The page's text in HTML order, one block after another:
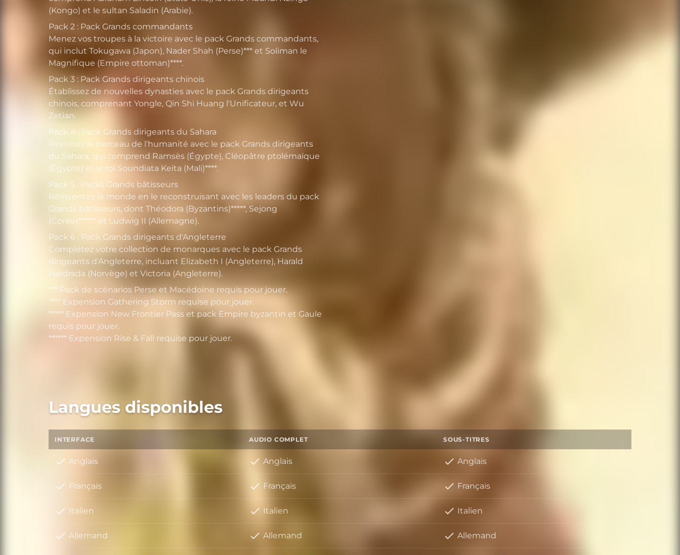
(Kongo) et le sultan Saladin (Arabie).
Pack 2 : Pack Grands commandants
Menez vos troupes à la victoire avec le pack Grands commandants,
qui inclut Tokugawa (Japon), Nader Shah (Perse)*** et Soliman le
Magnifique (Empire ottoman)****.
Pack 3 : Pack Grands dirigeants chinois
Établissez de nouvelles dynasties avec le pack Grands dirigeants
chinois, comprenant Yongle, Qin Shi Huang l'Unificateur, et Wu
Zetian.
Pack 4 : Pack Grands dirigeants du Sahara
Revisitez le berceau de l'humanité avec le pack Grands dirigeants
du Sahara, qui comprend Ramsès (Égypte), Cléopâtre ptolémaïque
(Égypte) et le roi Soundiata Keita (Mali)****.
Pack 5 : Packs Grands bâtisseurs
Réinventez le monde en le reconstruisant avec les leaders du pack
Grands bâtisseurs, dont Théodora (Byzantins)*****, Sejong
(Corée)****** et Ludwig II (Allemagne).
Pack 6 : Pack Grands dirigeants d'Angleterre
Complétez votre collection de monarques avec le pack Grands
dirigeants d'Angleterre, incluant Elizabeth I (Angleterre), Harald
Hardrada (Norvège) et Victoria (Angleterre).
*** Pack de scénarios Perse et Macédoine requis pour jouer.
**** Expension Gathering Storm requise pour jouer.
***** Expension New Frontier Pass et pack Empire byzantin et Gaule
requis pour jouer.
****** Expension Rise & Fall requise pour jouer.
Langues disponibles
INTERFACE AUDIO COMPLET SOUS-TITRES
Anglais Anglais Anglais
Français Français Français
Italien Italien Italien
Allemand Allemand Allemand